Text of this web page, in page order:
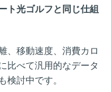
ト光ゴルフと同じ仕組
、移動速度、消費カロ
比べて汎用的なデータ
検討中です。